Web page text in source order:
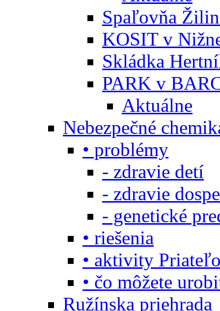
Spaľovňa
KOSIT v
Skládka
PARK v
Aktuálne
Nebezpečné
• problémy
- zdravie detí
- zdravie
- genetické
• riešenia
• aktivity
• čo môžete
Ružínska priehrada